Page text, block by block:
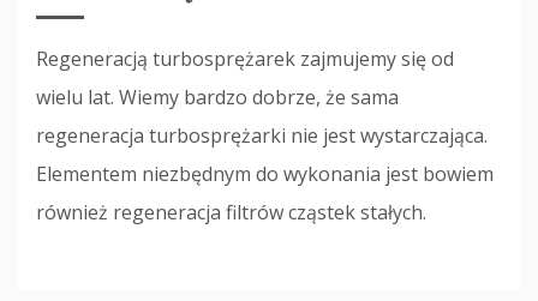
Regeneracją turbosprężarek zajmujemy się od
wielu lat. Wiemy bardzo dobrze, że sama
regeneracja turbosprężarki nie jest wystarczająca.
Elementem niezbędnym do wykonania jest bowiem
również regeneracja filtrów cząstek stałych.